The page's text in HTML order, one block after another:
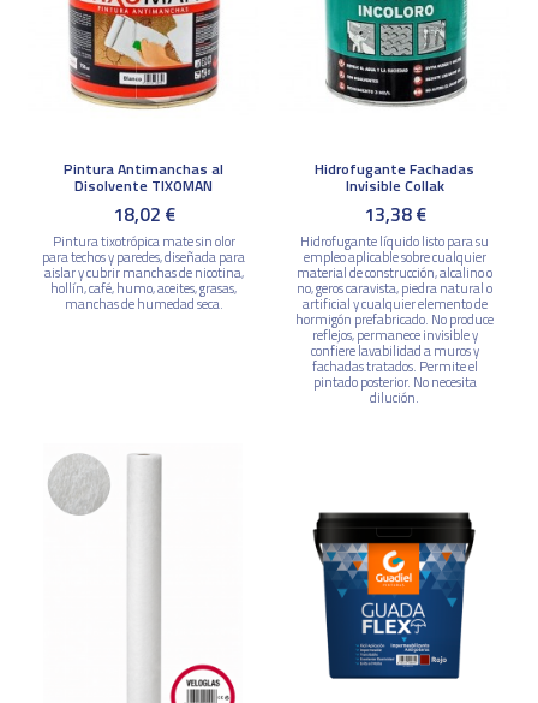
Pintura Antimanchas al
Disolvente TIXOMAN
18,02 €
Pintura tixotrópica mate sin olor
para techos y paredes, diseñada para
aislar y cubrir manchas de nicotina,
hollín, café, humo, aceites, grasas,
manchas de humedad seca.
Hidrofugante Fachadas
Invisible Collak
13,38 €
Hidrofugante líquido listo para su
empleo aplicable sobre cualquier
material de construcción, alcalino o
no, geros caravista, piedra natural o
artificial y cualquier elemento de
hormigón prefabricado. No produce
reflejos, permanece invisible y
confiere lavabilidad a muros y
fachadas tratados. Permite el
pintado posterior. No necesita
dilución.